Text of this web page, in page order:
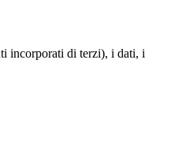
incorporati di terzi), i dati, i